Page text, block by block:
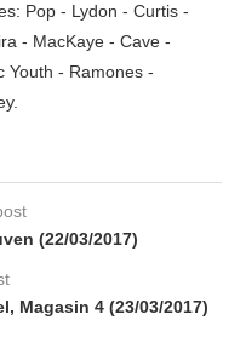
Pop - Lydon - Curtis -
- MacKaye - Cave -
Youth - Ramones -
(22/03/2017)
Magasin 4 (23/03/2017)